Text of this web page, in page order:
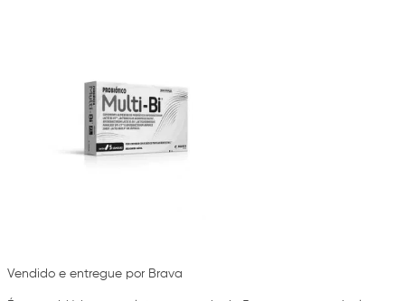
Vendido e entregue por Brava